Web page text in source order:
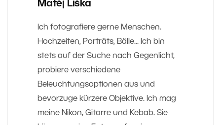
Matěj Liška
Ich fotografiere gerne Menschen.
Hochzeiten, Porträts, Bälle... Ich bin
stets auf der Suche nach Gegenlicht,
probiere verschiedene
Beleuchtungsoptionen aus und
bevorzuge kürzere Objektive. Ich mag
meine Nikon, Gitarre und Kebab. Sie